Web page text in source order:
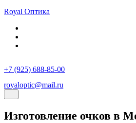
Royal Оптика
+7 (925) 688-85-00
royaloptic@mail.ru
Изготовление очков в